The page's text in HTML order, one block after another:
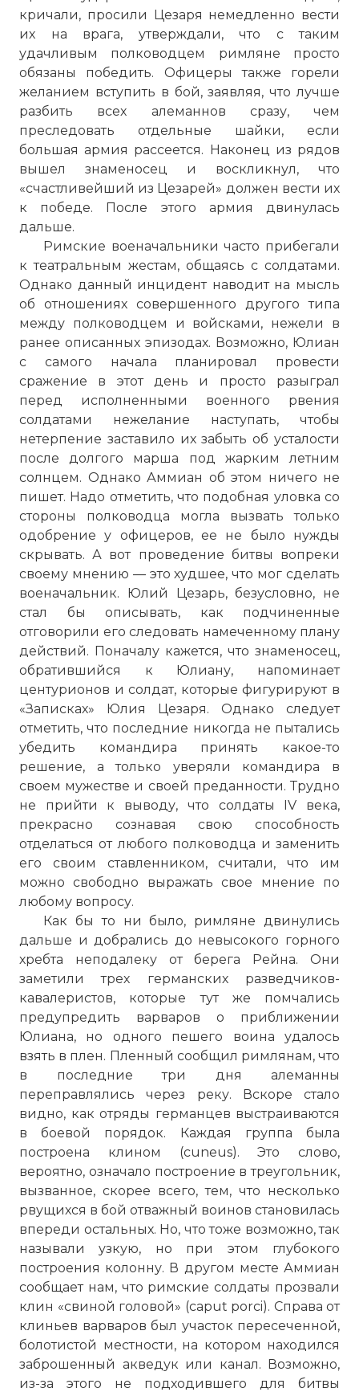
кричали, просили Цезаря немедленно вести
их на врага, утверждали, что с таким
удачливым полководцем римляне просто
обязаны победить. Офицеры также горели
желанием вступить в бой, заявляя, что лучше
разбить всех алеманнов сразу, чем
преследовать отдельные шайки, если
большая армия рассеется. Наконец из рядов
вышел знаменосец и воскликнул, что
«счастливейший из Цезарей» должен вести их
к победе. После этого армия двинулась
дальше.
Римские военачальники часто прибегали
к театральным жестам, общаясь с солдатами.
Однако данный инцидент наводит на мысль
об отношениях совершенного другого типа
между полководцем и войсками, нежели в
ранее описанных эпизодах. Возможно, Юлиан
с самого начала планировал провести
сражение в этот день и просто разыграл
перед исполненными военного рвения
солдатами нежелание наступать, чтобы
нетерпение заставило их забыть об усталости
после долгого марша под жарким летним
солнцем. Однако Аммиан об этом ничего не
пишет. Надо отметить, что подобная уловка со
стороны полководца могла вызвать только
одобрение у офицеров, ее не было нужды
скрывать. А вот проведение битвы вопреки
своему мнению — это худшее, что мог сделать
военачальник. Юлий Цезарь, безусловно, не
стал бы описывать, как подчиненные
отговорили его следовать намеченному плану
действий. Поначалу кажется, что знаменосец,
обратившийся к Юлиану, напоминает
центурионов и солдат, которые фигурируют в
«Записках» Юлия Цезаря. Однако следует
отметить, что последние никогда не пытались
убедить командира принять какое-то
решение, а только уверяли командира в
своем мужестве и своей преданности. Трудно
не прийти к выводу, что солдаты IV века,
прекрасно сознавая свою способность
отделаться от любого полководца и заменить
его своим ставленником, считали, что им
можно свободно выражать свое мнение по
любому вопросу.
Как бы то ни было, римляне двинулись
дальше и добрались до невысокого горного
хребта неподалеку от берега Рейна. Они
заметили трех германских разведчиков-
кавалеристов, которые тут же помчались
предупредить варваров о приближении
Юлиана, но одного пешего воина удалось
взять в плен. Пленный сообщил римлянам, что
в последние три дня алеманны
переправлялись через реку. Вскоре стало
видно, как отряды германцев выстраиваются
в боевой порядок. Каждая группа была
построена клином (cuneus). Это слово,
вероятно, означало построение в треугольник,
вызванное, скорее всего, тем, что несколько
рвущихся в бой отважный воинов становилась
впереди остальных. Но, что тоже возможно, так
называли узкую, но при этом глубокого
построения колонну. В другом месте Аммиан
сообщает нам, что римские солдаты прозвали
клин «свиной головой» (caput porci). Справа от
клиньев варваров был участок пересеченной,
болотистой местности, на котором находился
заброшенный акведук или канал. Возможно,
из-за этого не подходившего для битвы
☓
Когда варвары понесли большие потери,
то сразу замедлили наступление
Фото статьи: